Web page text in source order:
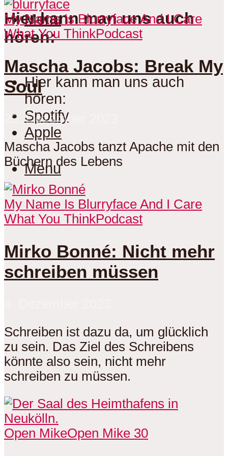
Menu
Hier kann man uns auch
hören:
Hier kann man uns auch
hören:
Spotify
Apple
Menu
My Name Is Blurryface And I Care
What You ThinkPodcast
Mascha Jacobs: Break My
Soul
23. Dezember 2023
Mascha Jacobs tanzt Apache mit den
Büchern des Lebens
My Name Is Blurryface And I Care
What You ThinkPodcast
Mirko Bonné: Nicht mehr
schreiben müssen
Schreiben ist dazu da, um glücklich
zu sein. Das Ziel des Schreibens
könnte also sein, nicht mehr
schreiben zu müssen.
Open MikeOpen Mike 30